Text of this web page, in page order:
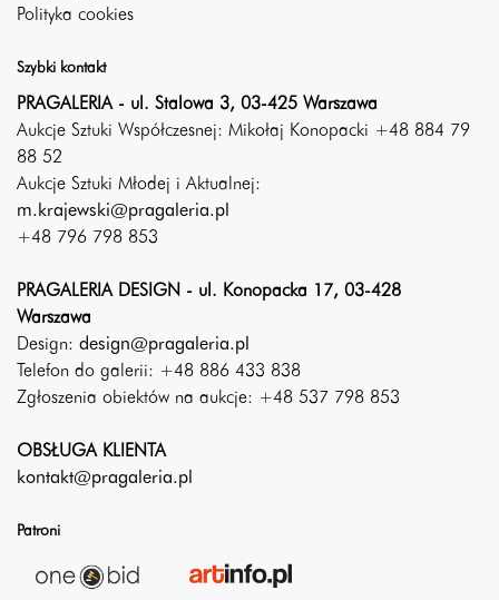
Polityka cookies
Szybki kontakt
PRAGALERIA - ul. Stalowa 3, 03-425 Warszawa
Aukcje Sztuki Współczesnej: Mikołaj Konopacki +48 884 79
88 52
Aukcje Sztuki Młodej i Aktualnej:
m.krajewski@pragaleria.pl
+48 796 798 853
PRAGALERIA DESIGN - ul. Konopacka 17, 03-428
Warszawa
Design: design@pragaleria.pl
Telefon do galerii: +48 886 433 838
Zgłoszenia obiektów na aukcje: +48 537 798 853
OBSŁUGA KLIENTA
kontakt@pragaleria.pl
Patroni